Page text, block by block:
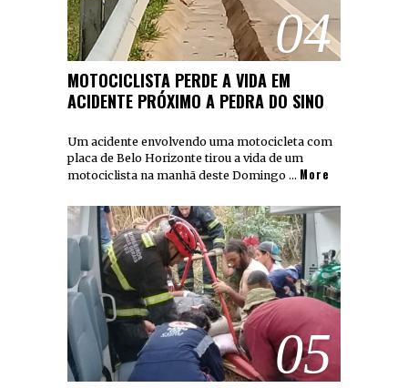
04
MOTOCICLISTA PERDE A VIDA EM
ACIDENTE PRÓXIMO A PEDRA DO SINO
Um acidente envolvendo uma motocicleta com
placa de Belo Horizonte tirou a vida de um
motociclista na manhã deste Domingo … More
05